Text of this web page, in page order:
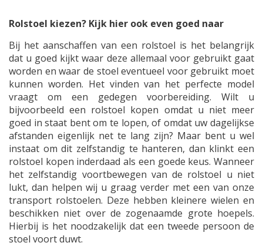
Rolstoel kiezen? Kijk hier ook even goed naar
Bij het aanschaffen van een rolstoel is het belangrijk
dat u goed kijkt waar deze allemaal voor gebruikt gaat
worden en waar de stoel eventueel voor gebruikt moet
kunnen worden. Het vinden van het perfecte model
vraagt om een gedegen voorbereiding. Wilt u
bijvoorbeeld een rolstoel kopen omdat u niet meer
goed in staat bent om te lopen, of omdat uw dagelijkse
afstanden eigenlijk net te lang zijn? Maar bent u wel
instaat om dit zelfstandig te hanteren, dan klinkt een
rolstoel kopen inderdaad als een goede keus. Wanneer
het zelfstandig voortbewegen van de rolstoel u niet
lukt, dan helpen wij u graag verder met een van onze
transport rolstoelen. Deze hebben kleinere wielen en
beschikken niet over de zogenaamde grote hoepels.
Hierbij is het noodzakelijk dat een tweede persoon de
stoel voort duwt.